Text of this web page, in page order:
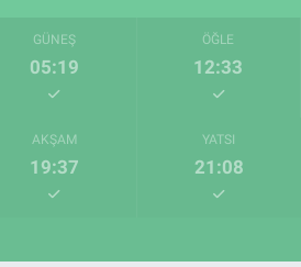
GÜNEŞ
05:19
ÖĞLE
12:33
AKŞAM
19:37
YATSI
21:08